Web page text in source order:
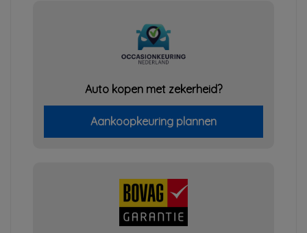
Auto kopen met zekerheid?
Aankoopkeuring plannen